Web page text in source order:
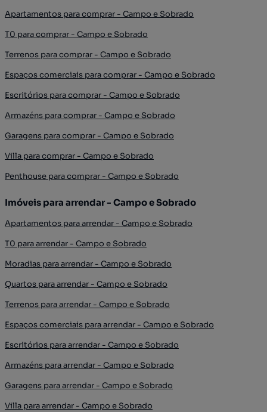
Apartamentos para comprar - Campo e Sobrado
T0 para comprar - Campo e Sobrado
Terrenos para comprar - Campo e Sobrado
Espaços comerciais para comprar - Campo e Sobrado
Escritórios para comprar - Campo e Sobrado
Armazéns para comprar - Campo e Sobrado
Garagens para comprar - Campo e Sobrado
Villa para comprar - Campo e Sobrado
Penthouse para comprar - Campo e Sobrado
Imóveis para arrendar - Campo e Sobrado
Apartamentos para arrendar - Campo e Sobrado
T0 para arrendar - Campo e Sobrado
Moradias para arrendar - Campo e Sobrado
Quartos para arrendar - Campo e Sobrado
Terrenos para arrendar - Campo e Sobrado
Espaços comerciais para arrendar - Campo e Sobrado
Escritórios para arrendar - Campo e Sobrado
Armazéns para arrendar - Campo e Sobrado
Garagens para arrendar - Campo e Sobrado
Villa para arrendar - Campo e Sobrado